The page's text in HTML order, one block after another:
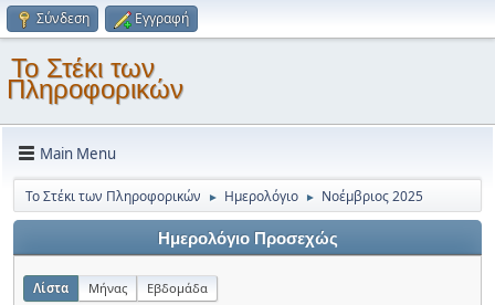
Σύνδεση Εγγραφή
Το Στέκι των
Πληροφορικών
Main Menu
Το Στέκι των Πληροφορικών ► Ημερολόγιο ► Νοέμβριος 2025
Ημερολόγιο Προσεχώς
Λίστα Μήνας Εβδομάδα